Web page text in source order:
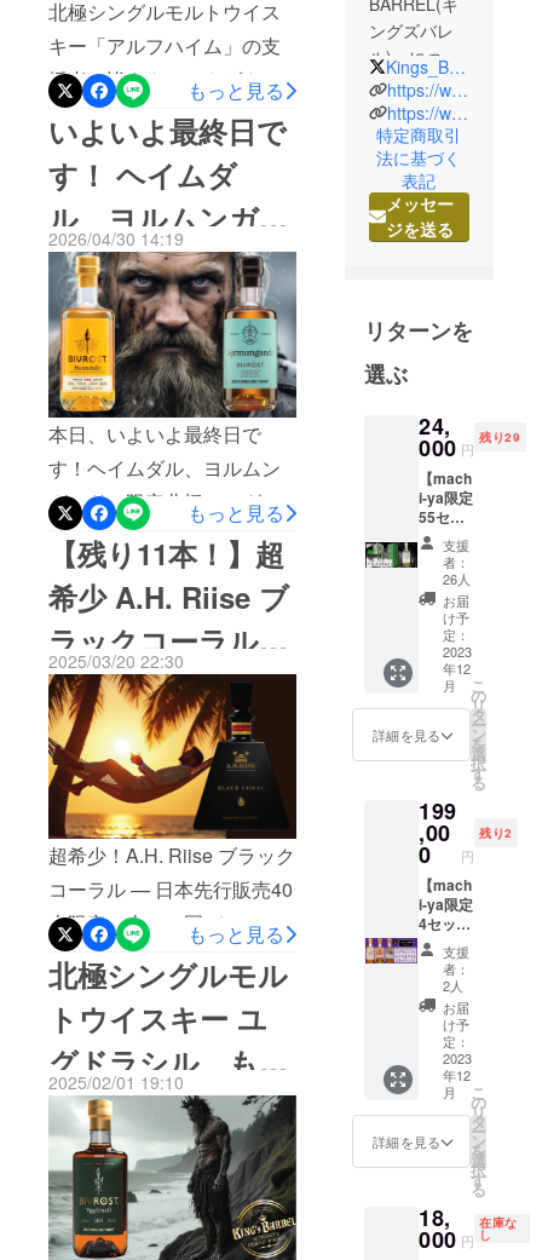
北極シングルモルトウイス
キー「アルフハイム」の支
援者の皆さん、こんばん
は！キングズバレルです！
湿度が高めの初夏ですが、
いかがお過ごしでしょう
か？現在キングズバレルで
は、ノルウェーでもウイス
キーでもありませんが、同
じ北欧のデンマーク発のラ
ム酒の日本先行販売を当ク
ラウドファンディングにて
実施しています！（詳細は
こちら） 今回は、キングズ
バレル発行のクーポンをご
用意！こちらからプロジェ
クトページにジャンプして
いただくと、２万円以上の
ご支援で2,000円オフになる
クーポンが適用されます！
クーポンは40枚限定！一般
予定価格から割引してい
る、お得な日本先行販売の
今、クーポンも併用する
と、さらにお得に手に入る
このラム酒。人生観が変わ
るほどの美味しさです！ま
さに、刺さる美味しさ！ぜ
ひチェックしてみてくださ
い。引き続き、キングズバ
レルの応援をどうぞよろし
くお願いします。KING’s
BARREL（キングズバレ
ル）
もっと見る
いよいよ最終日で
す！ ヘイムダ
ル、ヨルムンガン
ドの限定北極シン
グルモルトウイス
キー
2026/04/30 14:19
本日、いよいよ最終日で
す！ヘイムダル、ヨルムン
ガンドの限定北極シングル
モルトウイスキーを特別価
格でご購入いただけるの
は、本日23:59まで！すでに
ご支援いただいた方も、ご
検討中の方も、このラスト
チャンスをぜひお見逃しな
く！商品は明日以降、順次
発送いたします。最後まで
頑張りたいと思います！引
き続きキングズバレルの応
援をどうぞよろしくお願い
いたします！KING's
BARREL （キングズバレ
ル）
もっと見る
【残り11本！】超
希少 A.H. Riise ブ
ラックコーラル –
日本先行販売中
2025/03/20 22:30
超希少！A.H. Riise ブラック
コーラル — 日本先行販売40
本限定！幸せの国デンマー
クから、特別限定のラム酒
がクラウドファンディング
限定で日本初上陸！これま
でのラムの常識が覆る、ま
るで深海に眠る宝石のよう
な感動の味わいをお届けし
ます。「今まで飲んでいた
ラムって、なんだったんだ
ろう…」そんな思いが込み
もっと見る
北極シングルモル
トウイスキー ユ
グドラシル、もう
すぐ終了！
2025/02/01 19:10
ングズバレ
ル)」につい
て
ドイツと北
欧の国々が
作るお酒の
美味しさと
その背景に
ある各蒸溜
し、日本で
はまだ知ら
れていない
ハイクオリ
ティな蒸溜
酒と蒸溜所
が持つ物語
を広めるた
めスタート
BARREL（キ
ングズバレ
ル）」は、
横浜から、
ポーターと
してではな
く「蒸溜所
大使」のよ
うな心構え
で、独自に
選び抜いた
ハイレベル
なドイツと
北欧のお酒
の卸と小売
を行ってい
ます。
「KING’s
BARREL（キ
ル）」＝王
Kings_Barrel
https://www.kingsbarrel.shop
https://www.rakuten.co.jp/kingsbarrel/
特定商取引
法に基づく
表記
メッセー
ジを送る
リターンを
選ぶ
24,
000 円
残り29
【mach
i-ya限定
55セッ
ト】
BIVRO
ST『北
欧神話9
つの世
界シ
リー
ズ』
「アル
フハイ
ム」 本
数限定
モルト
ウイス
キーの
グラス
付セッ
トを限
定55
セット
のみ予
定販売
価格か
ら5,000
円オフ
にてご
提供致
しま
す。
29,000
円 →
（税・
送料込
み） ※
支援
者：
26人
お届
け予
定：
2023
年12
月
詳細を見る
こ
の
リ
タ
ー
ン
を
選
択
す
る
199
,00
0 円
残り2
【mach
i-ya限定
4セット
/ スペ
シャル3
本飲み
比べ
セッ
ト】 蒸
溜所で
はすで
に完売
してい
る貴重
な同シ
グルモ
ルトウ
イス
支援
者：
2人
お届
け予
定：
2023
年12
月
詳細を見る
こ
の
リ
タ
ー
ン
を
選
択
す
る
18,
000 円
在庫な
し